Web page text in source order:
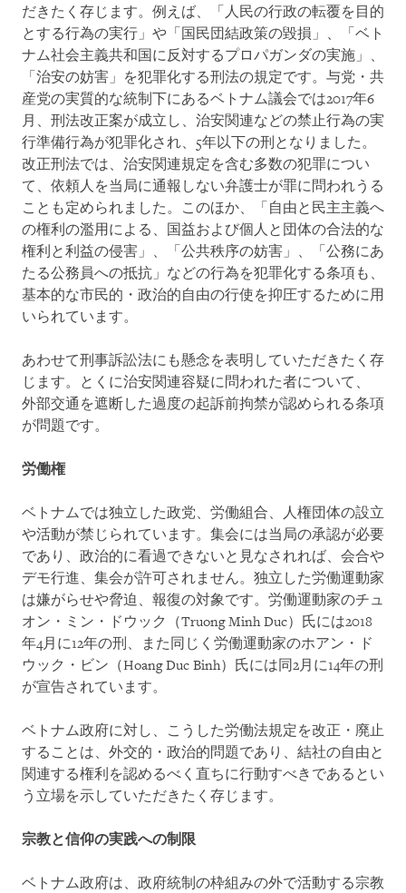
だきたく存じます。例えば、「人民の行政の転覆を目的
とする行為の実行」や「国民団結政策の毀損」、「ベト
ナム社会主義共和国に反対するプロパガンダの実施」、
「治安の妨害」を犯罪化する刑法の規定です。与党・共
産党の実質的な統制下にあるベトナム議会では2017年6
月、刑法改正案が成立し、治安関連などの禁止行為の実
行準備行為が犯罪化され、5年以下の刑となりました。
改正刑法では、治安関連規定を含む多数の犯罪につい
て、依頼人を当局に通報しない弁護士が罪に問われうる
ことも定められました。このほか、「自由と民主主義へ
の権利の濫用による、国益および個人と団体の合法的な
権利と利益の侵害」、「公共秩序の妨害」、「公務にあ
たる公務員への抵抗」などの行為を犯罪化する条項も、
基本的な市民的・政治的自由の行使を抑圧するために用
いられています。
あわせて刑事訴訟法にも懸念を表明していただきたく存
じます。とくに治安関連容疑に問われた者について、
外部交通を遮断した過度の起訴前拘禁が認められる条項
が問題です。
労働権
ベトナムでは独立した政党、労働組合、人権団体の設立
や活動が禁じられています。集会には当局の承認が必要
であり、政治的に看過できないと見なされれば、会合や
デモ行進、集会が許可されません。独立した労働運動家
は嫌がらせや脅迫、報復の対象です。労働運動家のチュ
オン・ミン・ドウック（Truong Minh Duc）氏には2018
年4月に12年の刑、また同じく労働運動家のホアン・ド
ウック・ビン（Hoang Duc Binh）氏には同2月に14年の刑
が宣告されています。
ベトナム政府に対し、こうした労働法規定を改正・廃止
することは、外交的・政治的問題であり、結社の自由と
関連する権利を認めるべく直ちに行動すべきであるとい
う立場を示していただきたく存じます。
宗教と信仰の実践への制限
ベトナム政府は、政府統制の枠組みの外で活動する宗教